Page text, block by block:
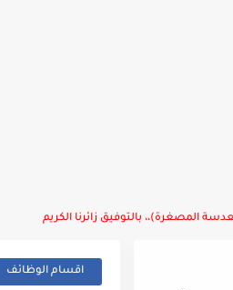
المصغرة)،، بالتوفيق زائرنا الكريم
اقسام الوظائف